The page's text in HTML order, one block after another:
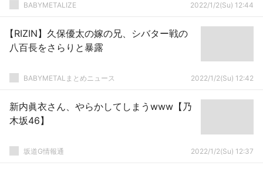
BABYMETALIZE 2022/1/2(Su) 12:44
【RIZIN】久保優太の嫁の兄、シバター戦の
八百長をさらりと暴露
BABYMETALまとめニュース 2022/1/2(Su) 12:42
新内眞衣さん、やらかしてしまうwww【乃
木坂46】
坂道G情報通 2022/1/2(Su) 12:37